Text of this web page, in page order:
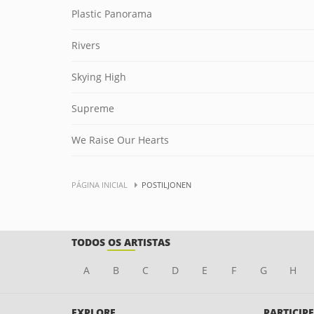
Plastic Panorama
Rivers
Skying High
Supreme
We Raise Our Hearts
PÁGINA INICIAL POSTILJONEN
TODOS OS ARTISTAS
A B C D E F G H